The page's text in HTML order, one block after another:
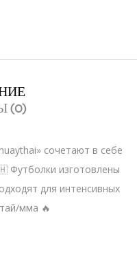
(0)
сочетают в себе
Футболки изготовлены
для интенсивных
мма 🔥